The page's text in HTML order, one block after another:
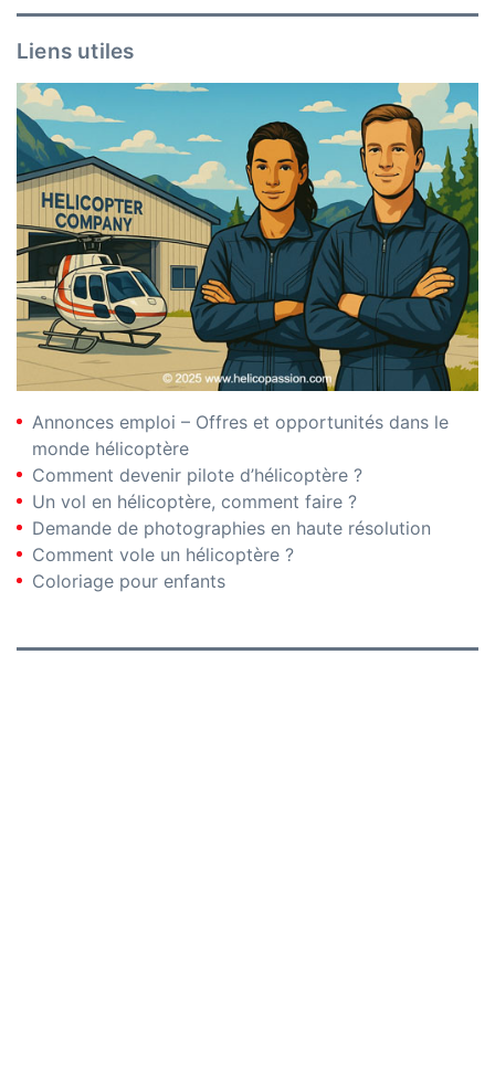
Liens utiles
Annonces emploi – Offres et opportunités dans le
monde hélicoptère
Comment devenir pilote d’hélicoptère ?
Un vol en hélicoptère, comment faire ?
Demande de photographies en haute résolution
Comment vole un hélicoptère ?
Coloriage pour enfants